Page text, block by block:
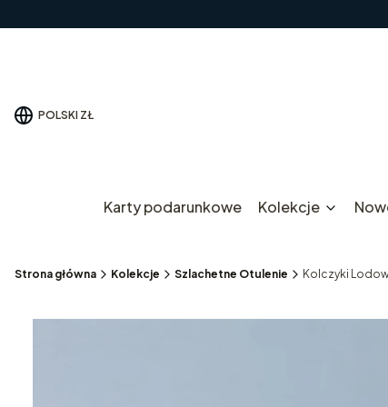
POLSKI ZŁ
Karty podarunkowe Kolekcje
Strona główna Kolekcje Szlachetne Otulenie Kolczyki